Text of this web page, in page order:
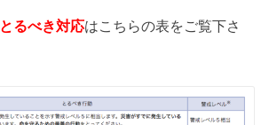
とるべき対応はこちらの表をご覧下さ